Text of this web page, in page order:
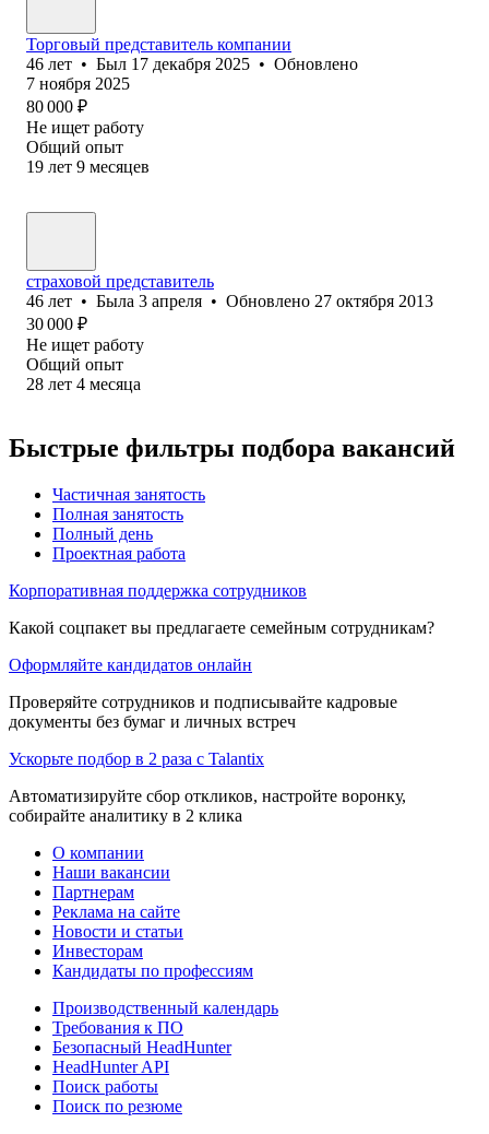
Торговый представитель компании
46 лет • Был 17 декабря 2025 • Обновлено
7 ноября 2025
80 000 ₽
Не ищет работу
Общий опыт
19 лет 9 месяцев
страховой представитель
46 лет • Была 3 апреля • Обновлено 27 октября 2013
30 000 ₽
Не ищет работу
Общий опыт
28 лет 4 месяца
Быстрые фильтры подбора вакансий
Частичная занятость
Полная занятость
Полный день
Проектная работа
Корпоративная поддержка сотрудников
Какой соцпакет вы предлагаете семейным сотрудникам?
Оформляйте кандидатов онлайн
Проверяйте сотрудников и подписывайте кадровые
документы без бумаг и личных встреч
Ускорьте подбор в 2 раза с Talantix
Автоматизируйте сбор откликов, настройте воронку,
собирайте аналитику в 2 клика
О компании
Наши вакансии
Партнерам
Реклама на сайте
Новости и статьи
Инвесторам
Кандидаты по профессиям
Производственный календарь
Требования к ПО
Безопасный HeadHunter
HeadHunter API
Поиск работы
Поиск по резюме